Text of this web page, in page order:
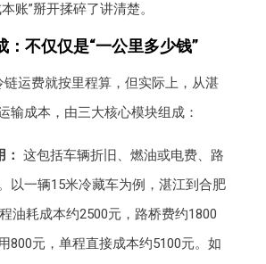
账”掰开揉碎了讲清楚。
：不仅仅是“一公里多少钱”
运费就按里程算，但实际上，从湛
输成本，由三大核心模块组成：
这包括车辆折旧、燃油或电费、路
以一辆15米冷藏车为例，湛江到合肥
油耗成本约2500元，路桥费约1800
800元，单程直接成本约5100元。如